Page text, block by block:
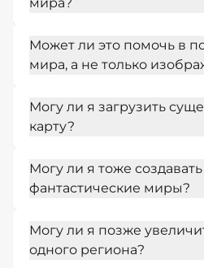
достопримечательности
затем попросите
Может ли это помочь в
мира, а не только
о построении мира в
поддерживающие
Могу ли я загрузить
карту?
ссылку и попросите ИИ
расширить или очистить
Могу ли я тоже
фантастические миры?
колонии, мегаструктуры,
экосистемы,
Могу ли я позже
одного региона?